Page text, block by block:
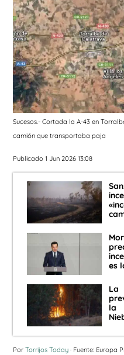
Sucesos.- Cortada la A-43 en
camión que transportaba paja
Publicado 1 Jun 2026 13:08
es
La
la
Por Torrijos Today · Fuente: Europa